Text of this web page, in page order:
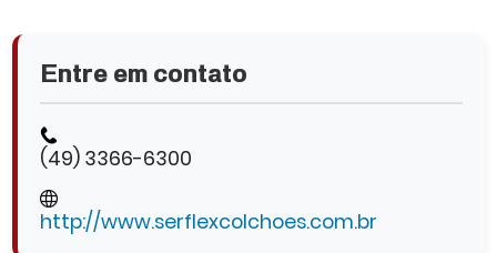
Entre em contato
(49) 3366-6300
http://www.serflexcolchoes.com.br